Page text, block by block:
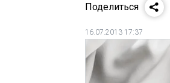
Поделиться
16.07.2013 17:37